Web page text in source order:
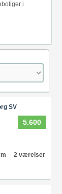
i
SV
5.600
2 værelser